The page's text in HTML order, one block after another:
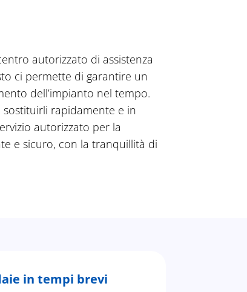
autorizzato di assistenza
ci permette di garantire un
dell’impianto nel tempo.
rapidamente e in
autorizzato per la
e sicuro, con la tranquillità di
in tempi brevi